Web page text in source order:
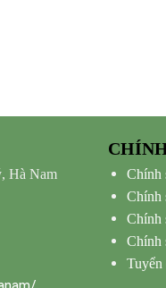
Hà Nam
Chính
Chính
Chính
Chính
Tuyển